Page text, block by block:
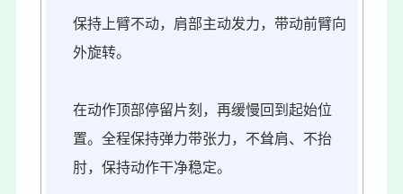
保持上臂不动，肩部主动发力，带动前臂向
外旋转。
在动作顶部停留片刻，再缓慢回到起始位
置。全程保持弹力带张力，不耸肩、不抬
肘，保持动作干净稳定。